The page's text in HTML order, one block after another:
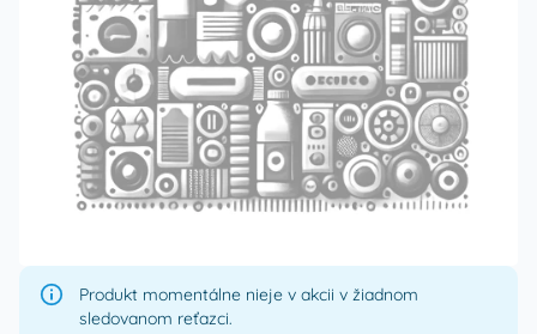
Produkt momentálne nieje v akcii v žiadnom
sledovanom reťazci.